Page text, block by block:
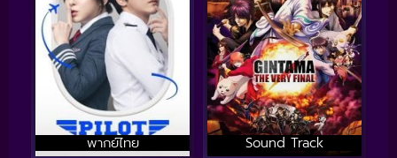
พากย์ไทย Sound Track